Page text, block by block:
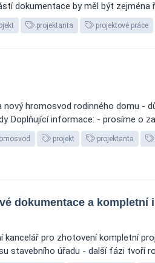
dokumentace by měl být zejména
projektanta projektové práce
hromosvod rodinného domu -
Doplňující informace: - prosíme o
projekt projektanta
dokumentace a kompletní
pro zhotovení kompletní
stavebního úřadu - další fázi tvoří